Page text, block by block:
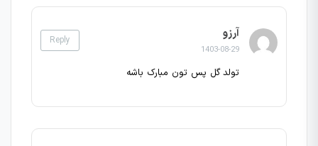
آرزو
1403-08-29
Reply
تولد گل پس تون مبارک باشه